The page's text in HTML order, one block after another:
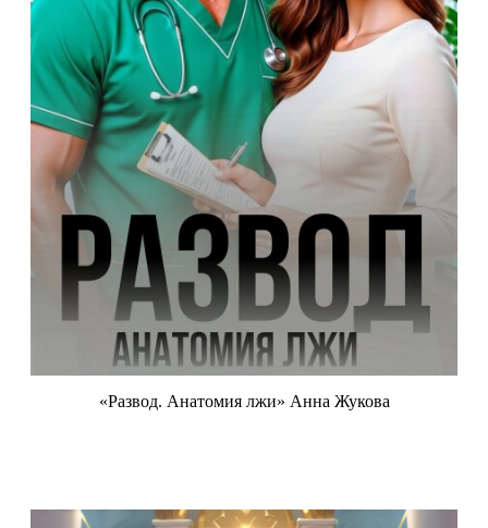
«Развод. Анатомия лжи» Анна Жукова